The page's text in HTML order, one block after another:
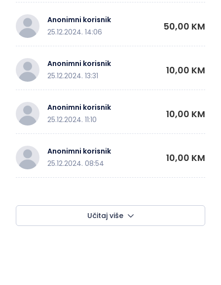
Anonimni korisnik
25.12.2024. 14:06
50,00 KM
Anonimni korisnik
25.12.2024. 13:31
10,00 KM
Anonimni korisnik
25.12.2024. 11:10
10,00 KM
Anonimni korisnik
25.12.2024. 08:54
10,00 KM
Učitaj više